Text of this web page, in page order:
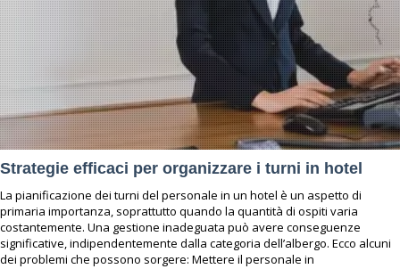
Strategie efficaci per organizzare i turni in hotel
La pianificazione dei turni del personale in un hotel è un aspetto di
primaria importanza, soprattutto quando la quantità di ospiti varia
costantemente. Una gestione inadeguata può avere conseguenze
significative, indipendentemente dalla categoria dell’albergo. Ecco alcuni
dei problemi che possono sorgere: Mettere il personale in